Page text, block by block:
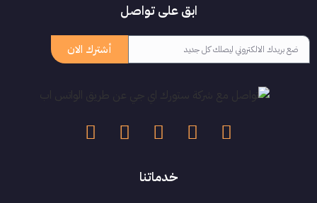
ابق على تواصل
أشترك الان
خدماتنا